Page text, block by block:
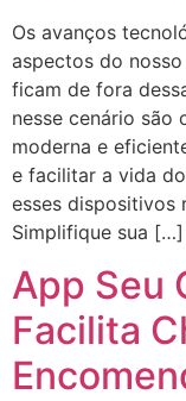
Os avanços
aspectos do
ficam de fora
nesse cenário são
moderna e
e facilitar a vida
esses dispositivos
Simplifique sua […]
App Seu
Facilita